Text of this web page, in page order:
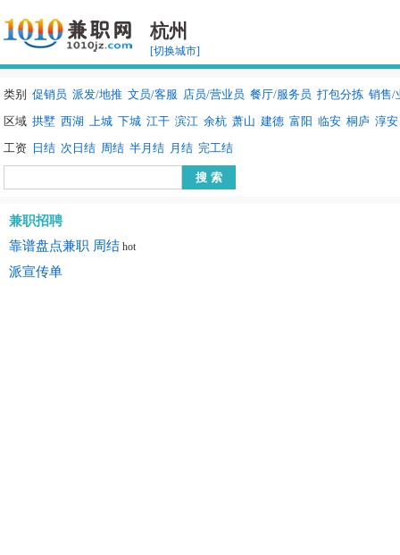
杭州
[切换城市]
类别 促销员 派发/地推 文员/客服 店员/营业员 餐厅/服务员 打包分拣 销售/
区域 拱墅 西湖 上城 下城 江干 滨江 余杭 萧山 建德 富阳 临安 桐庐 淳安
工资
日结 次日结 周结 半月结 月结 完工结
兼职招聘
靠谱盘点兼职 周结 hot
派宣传单